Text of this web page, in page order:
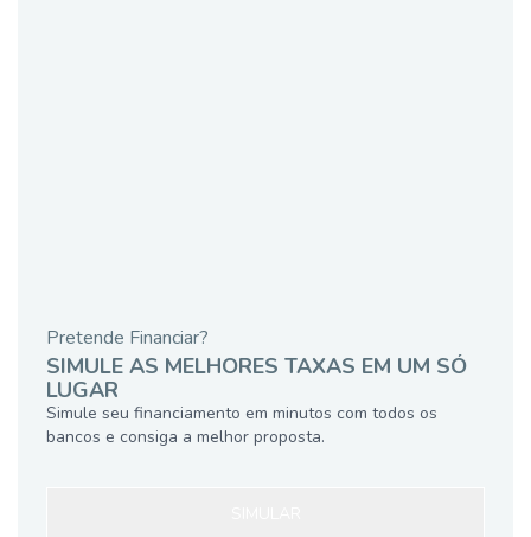
Pretende Financiar?
SIMULE AS MELHORES TAXAS EM UM SÓ
LUGAR
Simule seu financiamento em minutos com todos os
bancos e consiga a melhor proposta.